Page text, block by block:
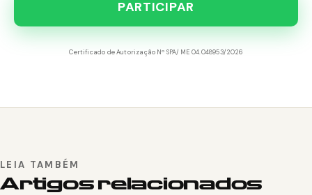
PARTICIPAR
Certificado de Autorização Nº SPA/ME 04.048953/2026
LEIA TAMBÉM
Artigos relacionados